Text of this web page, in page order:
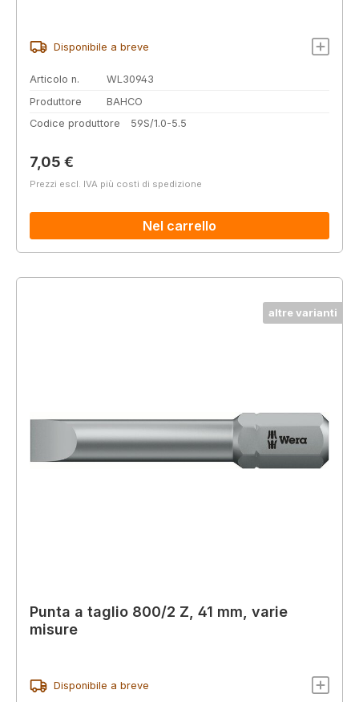
Disponibile a breve
Articolo n.
WL30943
Produttore
BAHCO
Codice produttore
59S/1.0-5.5
Prezzo normale:
7,05 €
Prezzi escl. IVA più costi di spedizione
Nel carrello
altre varianti
Punta a taglio 800/2 Z, 41 mm, varie
misure
Disponibile a breve